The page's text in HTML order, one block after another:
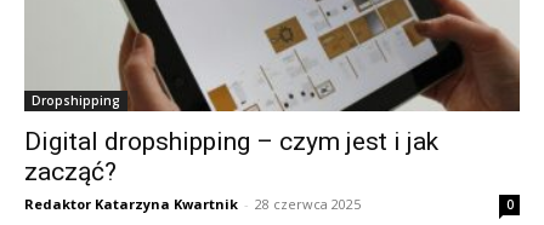
Dropshipping
Digital dropshipping – czym jest i jak
zacząć?
Redaktor Katarzyna Kwartnik - 28 czerwca 2025 0